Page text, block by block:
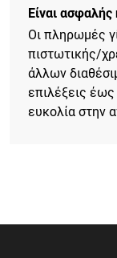
Είναι
Οι πληρωμές
πιστωτικής/
άλλων
επιλέξεις
ευκολία στην